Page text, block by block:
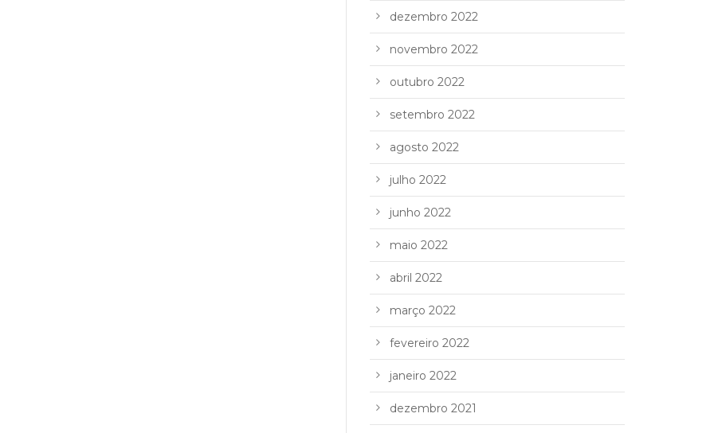
dezembro 2022
novembro 2022
outubro 2022
setembro 2022
agosto 2022
julho 2022
junho 2022
maio 2022
abril 2022
março 2022
fevereiro 2022
janeiro 2022
dezembro 2021